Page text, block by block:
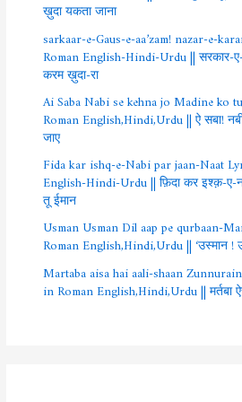
ख़ुदा यकता जाना
sarkaar-e-Gaus-e-aa’zam! nazar-e-
Roman English-Hindi-Urdu ||
करम ख़ुदा-रा
Ai Saba Nabi se kehna jo Madine ko
Roman English,Hindi,Urdu || ऐ सबा!
जाए
Fida kar ishq-e-Nabi par jaan-Naat
English-Hindi-Urdu || फ़िदा कर इश्क़-
तू ईमान
Usman Usman Dil aap pe qurbaan-
Roman English,Hindi,Urdu || ‘उस्मान !
Martaba aisa hai aali-shaan
in Roman English,Hindi,Urdu || मर्तबा